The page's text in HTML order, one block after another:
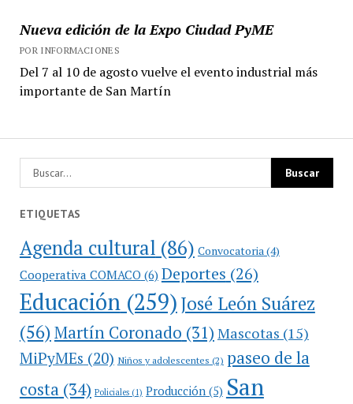
Nueva edición de la Expo Ciudad PyME
POR INFORMACIONES
Del 7 al 10 de agosto vuelve el evento industrial más
importante de San Martín
ETIQUETAS
Agenda cultural (86) Convocatoria (4)
Cooperativa COMACO(6) Deportes (26)
Educación(259)José León Suárez
(56)Martín Coronado (31) Mascotas (15)
MiPyMEs (20) Niños y adolescentes (2) paseo de la
costa(34) Policiales(1) Producción(5) San